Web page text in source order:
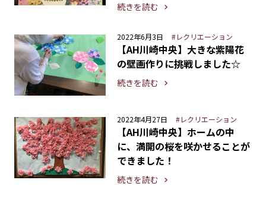
続きを読む
2022年6月3日 #レクリエーション
【AH川崎中央】大きな紫陽花
の壁画作りに挑戦しました☆
続きを読む
2022年4月27日 #レクリエーション
【AH川崎中央】ホームの中
に、満開の桜を咲かせることが
できました！
続きを読む